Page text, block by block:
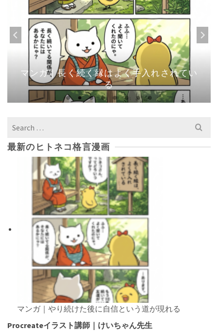
マンガ｜長く続く縁はよく手入れされてい
る
Search
最新のヒトネコ格言漫画
マンガ｜やり続けた後に自信という道が現れる
Procreateイラスト講師｜けいちゃん先生